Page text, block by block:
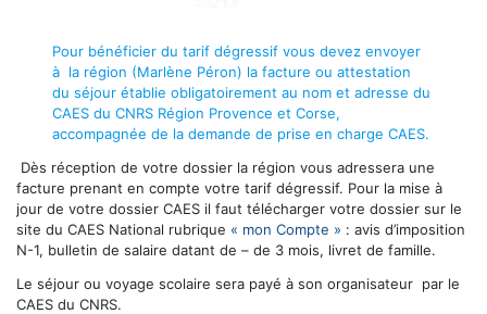
Pour bénéficier du tarif dégressif vous devez envoyer
à la région (Marlène Péron) la facture ou attestation
du séjour établie obligatoirement au nom et adresse du
CAES du CNRS Région Provence et Corse,
accompagnée de la demande de prise en charge CAES.
Dès réception de votre dossier la région vous adressera une
facture prenant en compte votre tarif dégressif. Pour la mise à
jour de votre dossier CAES il faut télécharger votre dossier sur le
site du CAES National rubrique « mon Compte » : avis d’imposition
N-1, bulletin de salaire datant de – de 3 mois, livret de famille.
Le séjour ou voyage scolaire sera payé à son organisateur par le
CAES du CNRS.